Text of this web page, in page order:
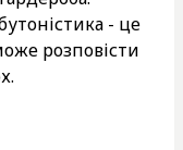
- це
розповісти